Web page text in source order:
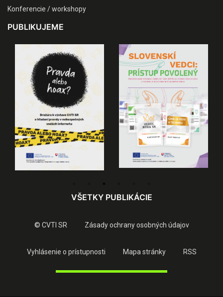
Konferencie / workshopy
PUBLIKUJEME
VŠETKY PUBLIKÁCIE
© CVTI SR Zásady ochrany osobných údajov
Vyhlásenie o prístupnosti Mapa stránky RSS